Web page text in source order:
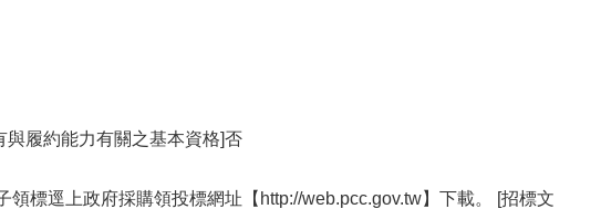
履約能力有關之基本資格]否
標逕上政府採購領投標網址【http://web.pcc.gov.tw】下載。 [招標文